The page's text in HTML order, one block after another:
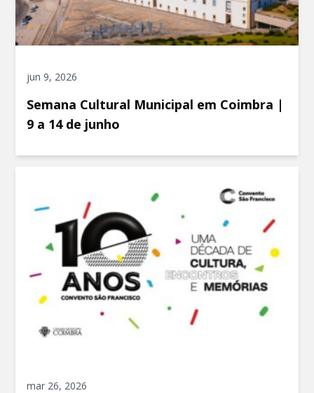
jun 9, 2026
Semana Cultural Municipal em Coimbra |
9 a 14 de junho
mar 26, 2026